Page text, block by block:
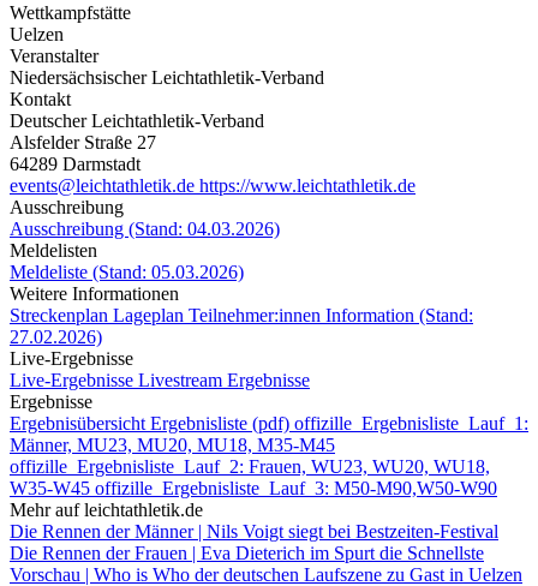
Wettkampfstätte
Uelzen
Veranstalter
Niedersächsischer Leichtathletik-Verband
Kontakt
Deutscher Leichtathletik-Verband
Alsfelder Straße 27
64289 Darmstadt
events@leichtathletik.de https://www.leichtathletik.de
Ausschreibung
Ausschreibung (Stand: 04.03.2026)
Meldelisten
Meldeliste (Stand: 05.03.2026)
Weitere Informationen
Streckenplan Lageplan Teilnehmer:innen Information (Stand:
27.02.2026)
Live-Ergebnisse
Live-Ergebnisse Livestream Ergebnisse
Ergebnisse
Ergebnisübersicht Ergebnisliste (pdf) offizille_Ergebnisliste_Lauf_1:
Männer, MU23, MU20, MU18, M35-M45
offizille_Ergebnisliste_Lauf_2: Frauen, WU23, WU20, WU18,
W35-W45 offizille_Ergebnisliste_Lauf_3: M50-M90,W50-W90
Mehr auf leichtathletik.de
Die Rennen der Männer | Nils Voigt siegt bei Bestzeiten-Festival
Die Rennen der Frauen | Eva Dieterich im Spurt die Schnellste
Vorschau | Who is Who der deutschen Laufszene zu Gast in Uelzen